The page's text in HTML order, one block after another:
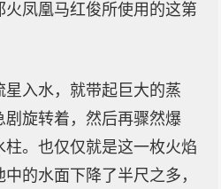
凤凰马红俊所使用的这第
入水，就带起巨大的蒸
旋转着，然后再骤然爆
。也仅仅就是这一枚火焰
的水面下降了半尺之多，